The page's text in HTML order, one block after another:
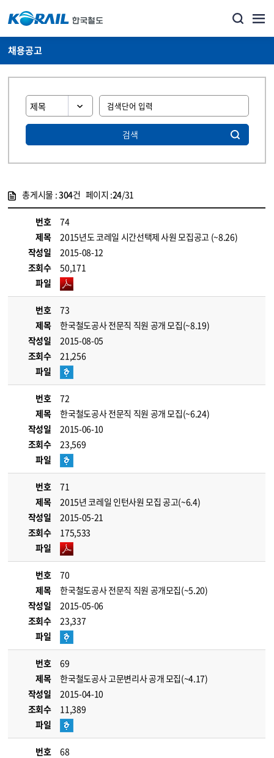
채용공고
검색
총게시물 :304건 페이지 :24/31
번호
74
제목
2015년도 코레일 시간선택제 사원 모집공고 (~8.26)
작성일
2015-08-12
조회수
50,171
파일
번호
73
제목
한국철도공사 전문직 직원 공개 모집(~8.19)
작성일
2015-08-05
조회수
21,256
파일
번호
72
제목
한국철도공사 전문직 직원 공개 모집(~6.24)
작성일
2015-06-10
조회수
23,569
파일
번호
71
제목
2015년 코레일 인턴사원 모집 공고(~6.4)
작성일
2015-05-21
조회수
175,533
파일
번호
70
제목
한국철도공사 전문직 직원 공개모집(~5.20)
작성일
2015-05-06
조회수
23,337
파일
번호
69
제목
한국철도공사 고문변리사 공개 모집(~4.17)
작성일
2015-04-10
조회수
11,389
파일
번호
68